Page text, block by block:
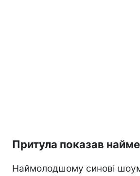
Притула показав
Наймолодшому синові